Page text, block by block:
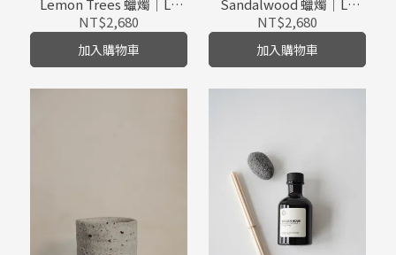
Lemon Trees 蠟燭｜La
Suna 陶罐
NT$2,680
加入購物車
Sandalwood 蠟燭｜La
Malmo 陶罐
NT$2,680
加入購物車